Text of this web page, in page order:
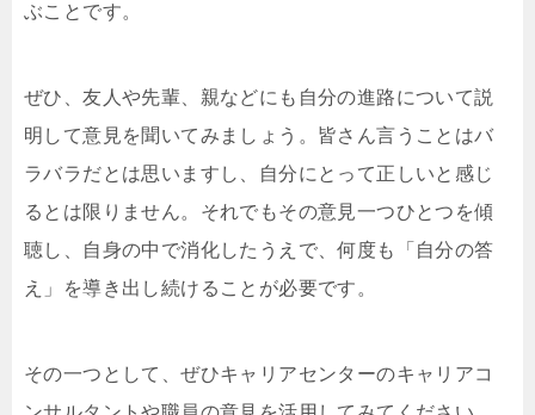
ぶことです。
ぜひ、友人や先輩、親などにも自分の進路について説
明して意見を聞いてみましょう。皆さん言うことはバ
ラバラだとは思いますし、自分にとって正しいと感じ
るとは限りません。それでもその意見一つひとつを傾
聴し、自身の中で消化したうえで、何度も「自分の答
え」を導き出し続けることが必要です。
その一つとして、ぜひキャリアセンターのキャリアコ